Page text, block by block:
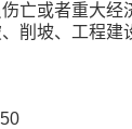
亡或者重大
削坡、工程建